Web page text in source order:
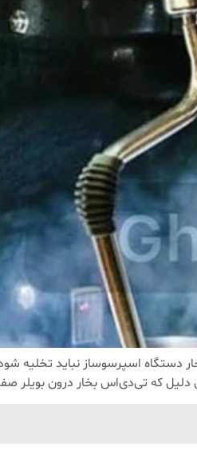
دستگاه اسپرسوساز نباید تخلیه
دلیل که تی‌دی‌اس بخار درون بویلر